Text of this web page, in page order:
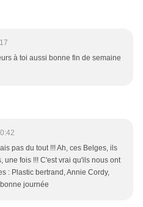
à toi aussi bonne fin de semaine
pas du tout !!! Ah, ces Belges, ils
une fois !!! C'est vrai qu'ils nous ont
: Plastic bertrand, Annie Cordy,
journée